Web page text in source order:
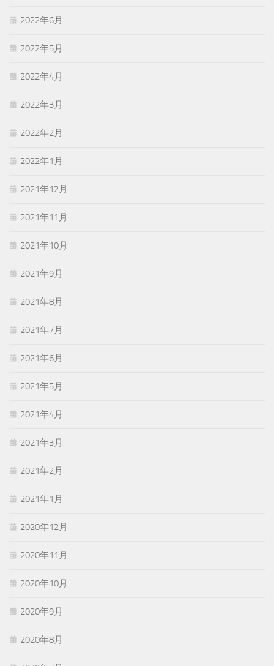
2022年6月
2022年5月
2022年4月
2022年3月
2022年2月
2022年1月
2021年12月
2021年11月
2021年10月
2021年9月
2021年8月
2021年7月
2021年6月
2021年5月
2021年4月
2021年3月
2021年2月
2021年1月
2020年12月
2020年11月
2020年10月
2020年9月
2020年8月